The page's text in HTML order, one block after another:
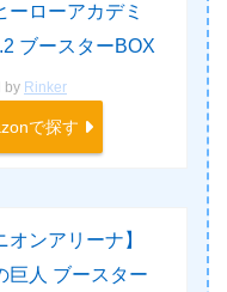
ーローアカデミ
ブースターBOX
by Rinker
で探す
オンアリーナ】
巨人 ブースター